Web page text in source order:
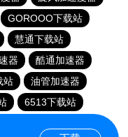
GOROOO下载站
慧通下载站
器
酷通加速器
站
油管加速器
6513下载站